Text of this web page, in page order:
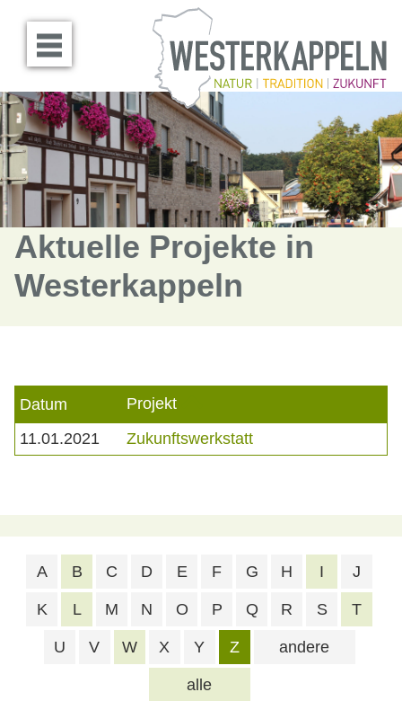
Menü öffnen
Aktuelle Projekte in
Westerkappeln
Datum
Projekt
11.01.2021
Zukunftswerkstatt
alle
A B C D E F G H I J
K L M N O P Q R S T
U V W X Y Z andere